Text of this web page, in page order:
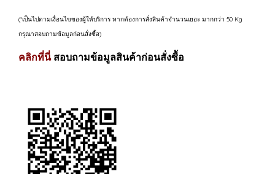
(*เป็นไปตามเงื่อนไขของผู้ให้บริการ หากต้องการสั่งสินค้าจำนวนเยอะ มากกว่า 50 Kg
กรุณาสอบถามข้อมูลก่อนสั่งซื้อ)
คลิกที่นี่ สอบถามข้อมูลสินค้าก่อนสั่งซื้อ